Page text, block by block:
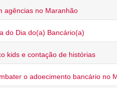
agências no Maranhão
do Dia do(a) Bancário(a)
kids e contação de histórias
o adoecimento bancário no